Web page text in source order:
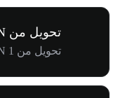
تحويل من CRWVON إلى ZAR
تحويل من 1 CRWVON إلى R1.41K